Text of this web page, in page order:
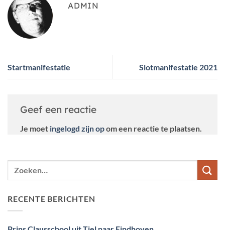
ADMIN
Startmanifestatie Slotmanifestatie 2021
Geef een reactie
Je moet ingelogd zijn opom een reactie te plaatsen.
RECENTE BERICHTEN